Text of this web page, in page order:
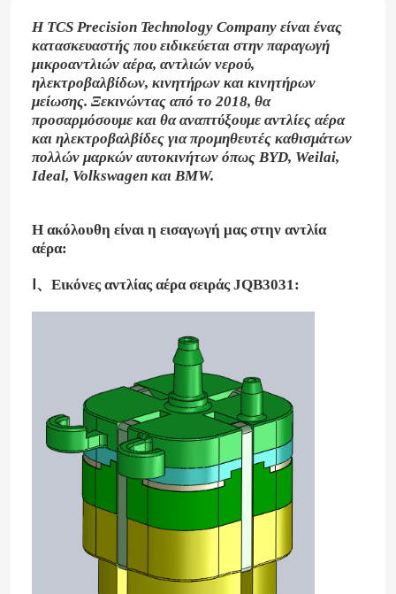
Η TCS Precision Technology Company είναι ένας
κατασκευαστής που ειδικεύεται στην παραγωγή
μικροαντλιών αέρα, αντλιών νερού,
ηλεκτροβαλβίδων, κινητήρων και κινητήρων
μείωσης. Ξεκινώντας από το 2018, θα
προσαρμόσουμε και θα αναπτύξουμε αντλίες αέρα
και ηλεκτροβαλβίδες για προμηθευτές καθισμάτων
πολλών μαρκών αυτοκινήτων όπως BYD, Weilai,
Ideal, Volkswagen και BMW.
Η ακόλουθη είναι η εισαγωγή μας στην αντλία
αέρα:
Ⅰ、Εικόνες αντλίας αέρα σειράς JQB3031: